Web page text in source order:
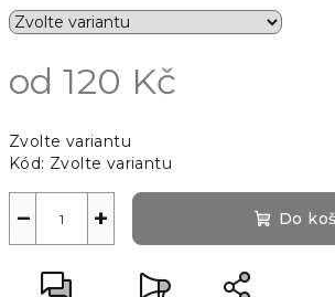
od120 Kč
cena:
Zvolte variantu
Kód: Zvolte variantu
+
− Do